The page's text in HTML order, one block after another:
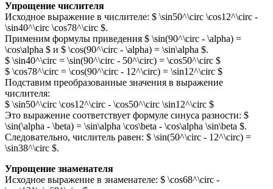
Упрощение числителя
Исходное выражение в числителе: $ \sin50^\circ \cos12^\circ -
\sin40^\circ \cos78^\circ $.
Применим формулы приведения $ \sin(90^\circ - \alpha) =
\cos\alpha $ и $ \cos(90^\circ - \alpha) = \sin\alpha $.
$ \sin40^\circ = \sin(90^\circ - 50^\circ) = \cos50^\circ $
$ \cos78^\circ = \cos(90^\circ - 12^\circ) = \sin12^\circ $
Подставим преобразованные значения в выражение
числителя:
$ \sin50^\circ \cos12^\circ - \cos50^\circ \sin12^\circ $
Это выражение соответствует формуле синуса разности: $
\sin(\alpha - \beta) = \sin\alpha \cos\beta - \cos\alpha \sin\beta $.
Следовательно, числитель равен: $ \sin(50^\circ - 12^\circ) =
\sin38^\circ $.
Упрощение знаменателя
Исходное выражение в знаменателе: $ \cos68^\circ -